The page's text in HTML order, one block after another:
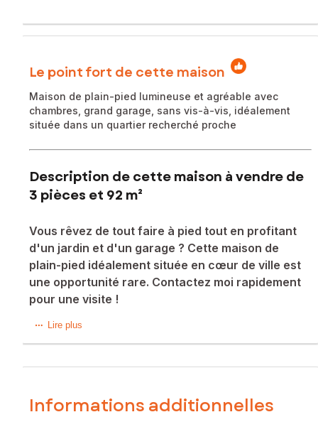
Le point fort de cette maison
Maison de plain-pied lumineuse et agréable avec
chambres, grand garage, sans vis-à-vis, idéalement
située dans un quartier recherché proche
Description de cette maison à vendre de
3 pièces et 92 m²
Vous rêvez de tout faire à pied tout en profitant
d'un jardin et d'un garage ? Cette maison de
plain-pied idéalement située en cœur de ville est
une opportunité rare. Contactez moi rapidement
pour une visite !
Située au cœur de L'Isle-sur-la-Sorgue, cette maison
vie dynamique et agréable. À proximité immédiate se
Ouest permet de profiter pleinement de la luminosité
naturelle. Les 616 m² de terrain comprennent une terrasse
Lire plus
Informations additionnelles